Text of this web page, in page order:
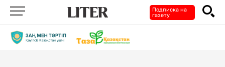
Подписка на
газету